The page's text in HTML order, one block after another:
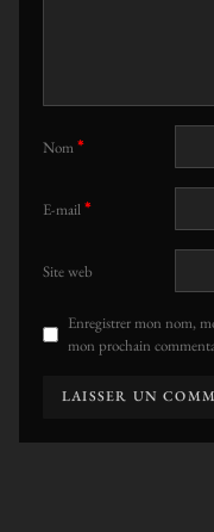
Nom*
E-mail*
Site web
Enregistrer mon nom,
mon prochain